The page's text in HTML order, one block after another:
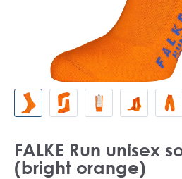
FALKE Run unisex
(bright orange)